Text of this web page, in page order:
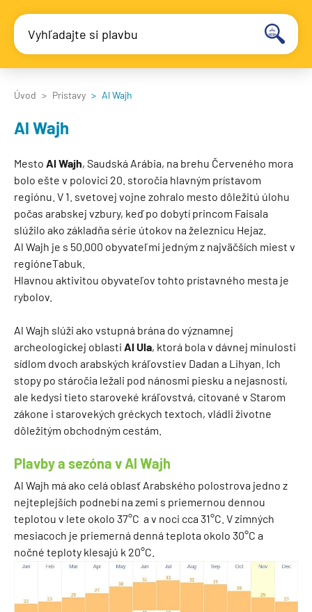
Vyhľadajte si plavbu
Úvod Prístavy Al Wajh
Al Wajh
Mesto Al Wajh, Saudská Arábia, na brehu Červeného mora
bolo ešte v polovici 20. storočia hlavným prístavom
regiónu. V 1. svetovej vojne zohralo mesto dôležitú úlohu
počas arabskej vzbury, keď po dobytí princom Faisala
slúžilo ako základňa série útokov na železnicu Hejaz.
Al Wajh je s 50.000 obyvateľmi jedným z najväčších miest v
regióneTabuk.
Hlavnou aktivitou obyvateľov tohto prístavného mesta je
rybolov.
Al Wajh slúži ako vstupná brána do významnej
archeologickej oblasti Al Ula, ktorá bola v dávnej minulosti
sídlom dvoch arabských kráľovstiev Dadan a Lihyan. Ich
stopy po stáročia ležali pod nánosmi piesku a nejasností,
ale kedysi tieto staroveké kráľovstvá, citované v Starom
zákone i starovekých gréckych textoch, vládli životne
dôležitým obchodným cestám.
Plavby a sezóna v Al Wajh
Al Wajh má ako celá oblasť Arabského polostrova jedno z
nejteplejších podnebí na zemi s priemernou dennou
teplotou v lete okolo 37°C a v noci cca 31°C. V zimných
mesiacoch je priemerná denná teplota okolo 30°C a
nočné teploty klesajú k 20°C.